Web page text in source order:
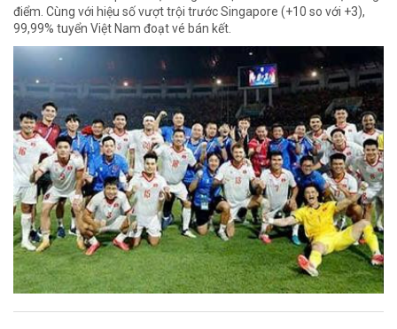
điểm. Cùng với hiệu số vượt trội trước Singapore (+10 so với +3),
99,99% tuyển Việt Nam đoạt vé bán kết.